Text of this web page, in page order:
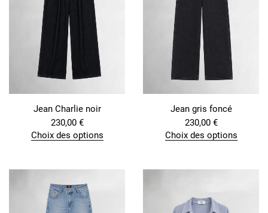
Jean Charlie noir
230,00 €
Choix des options
p
o
d
u
Jean gris foncé
230,00 €
Choix des options
p
d